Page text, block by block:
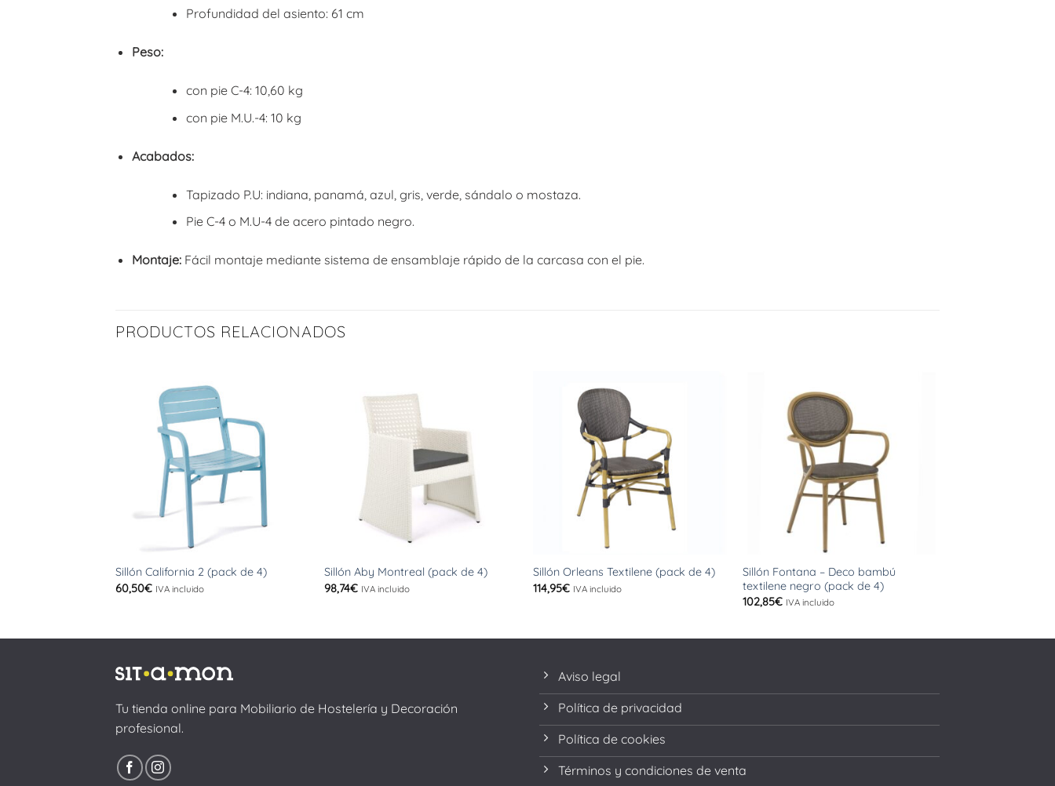
Profundidad del asiento: 61 cm
Peso:
con pie C-4: 10,60 kg
con pie M.U.-4: 10 kg
Acabados:
Tapizado P.U: indiana, panamá, azul, gris, verde, sándalo o mostaza.
Pie C-4 o M.U-4 de acero pintado negro.
Montaje:Fácil montaje mediante sistema de ensamblaje rápido de la carcasa con el pie.
PRODUCTOS RELACIONADOS
Sillón California 2 (pack de 4)
60,50€ IVA incluido
Sillón Aby Montreal (pack de 4)
98,74€ IVA incluido
Sillón Orleans Textilene (pack de 4)
114,95€ IVA incluido
Sillón Fontana – Deco bambú
textilene negro (pack de 4)
102,85€ IVA incluido
Tu tienda online para Mobiliario de Hostelería y Decoración
profesional.
Aviso legal
Política de privacidad
Política de cookies
Términos y condiciones de venta